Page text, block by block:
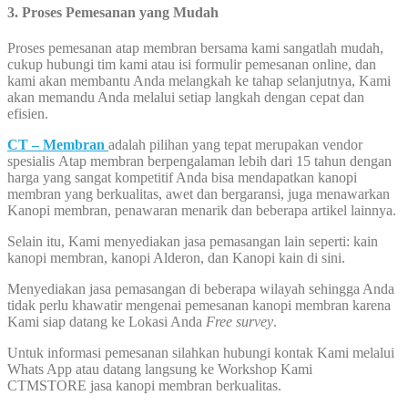
3. Proses Pemesanan yang Mudah
Proses pemesanan atap membran bersama kami sangatlah mudah,
cukup hubungi tim kami atau isi formulir pemesanan online, dan
kami akan membantu Anda melangkah ke tahap selanjutnya, Kami
akan memandu Anda melalui setiap langkah dengan cepat dan
efisien.
CT – Membran adalah pilihan yang tepat merupakan vendor
spesialis Atap membran berpengalaman lebih dari 15 tahun dengan
harga yang sangat kompetitif Anda bisa mendapatkan kanopi
membran yang berkualitas, awet dan bergaransi, juga menawarkan
Kanopi membran, penawaran menarik dan beberapa artikel lainnya.
Selain itu, Kami menyediakan jasa pemasangan lain seperti: kain
kanopi membran, kanopi Alderon, dan Kanopi kain di sini.
Menyediakan jasa pemasangan di beberapa wilayah sehingga Anda
tidak perlu khawatir mengenai pemesanan kanopi membran karena
Kami siap datang ke Lokasi Anda Free survey.
Untuk informasi pemesanan silahkan hubungi kontak Kami melalui
Whats App atau datang langsung ke Workshop Kami
CTMSTORE jasa kanopi membran berkualitas.